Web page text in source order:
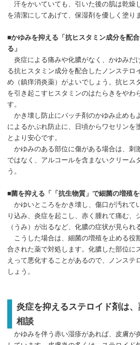
汗をかいていても、引いた後の肌は乾燥
を清潔にしてあげて、保湿剤を優しく塗り
■かゆみを抑える「抗ヒスタミン成分を配
る」
炎症による痛みや化膿がなく、かゆみだ
る抗ヒスタミン成分を配合したノンステロ
め（鎮痒消炎薬）がよいでしょう。抗ヒス
を引き起こすヒスタミンのはたらきをやわ
す。
かき壊し防止にパッチ剤のかゆみ止めも
によるかぶれ防止に、日頃からワセリンを
とより安心です。
かゆみのある部位に傷がある場合は、刺
ではなく、アルコールを含まないクリーム
う。
■菌を抑える「「抗生物質」で細菌の増殖を
かゆいところをかき壊し、傷口が汚れて
り込み、炎症を起こし、赤く腫れて痛む、
（うみ）が出るなど、化膿の症状が見られ
こうした場合は、細菌の増殖を止める役
合された薬で対処します。化膿した部位に
えって悪化することがあるので、ノンステ
しょう。
炎症を抑えるステロイド剤は
相談
かゆみを伴う赤い湿疹があれば、皮膚が